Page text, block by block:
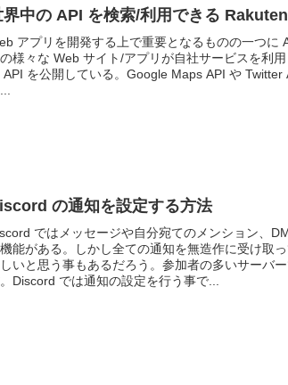
界中の API を検索/利用できる
アプリを開発する上で重要となるものの一つに
様々な Web サイト/アプリが自社サービスを利
API を公開している。Google Maps API や Twitter
の通知を設定する方法
ではメッセージや自分宛てのメンション、
能がある。しかし全ての通知を無造作に受け取
いと思う事もあるだろう。参加者の多いサーバ
Discord では通知の設定を行う事で...